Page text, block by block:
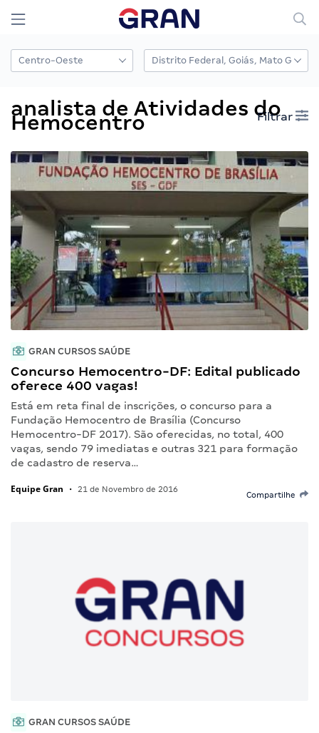
analista de Atividades do
Hemocentro Filtrar
GRAN CURSOS SAÚDE
Concurso Hemocentro-DF: Edital publicado
oferece 400 vagas!
Está em reta final de inscrições, o concurso para a
Fundação Hemocentro de Brasília (Concurso
Hemocentro-DF 2017). São oferecidas, no total, 400
vagas, sendo 79 imediatas e outras 321 para formação
de cadastro de reserva…
Equipe Gran • 21 de Novembro de 2016
Compartilhe
GRAN CURSOS SAÚDE